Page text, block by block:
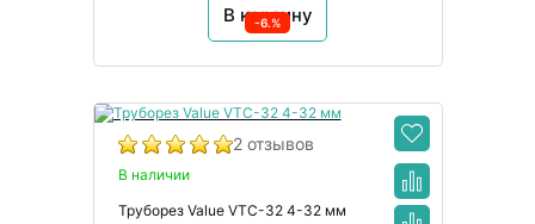
В корзину
-6.%
2 отзывов
В наличии
Труборез Value VTC-32 4-32 мм